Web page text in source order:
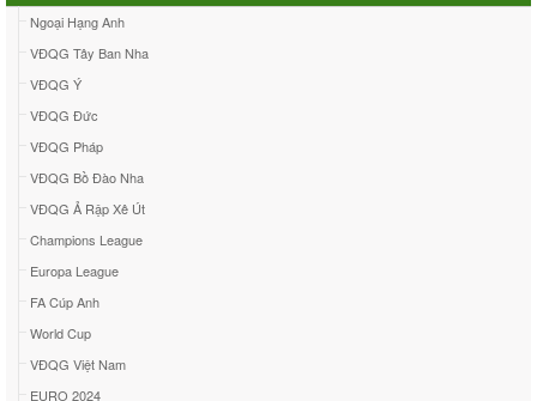
Ngoại Hạng Anh
VĐQG Tây Ban Nha
VĐQG Ý
VĐQG Đức
VĐQG Pháp
VĐQG Bồ Đào Nha
VĐQG Ả Rập Xê Út
Champions League
Europa League
FA Cúp Anh
World Cup
VĐQG Việt Nam
EURO 2024